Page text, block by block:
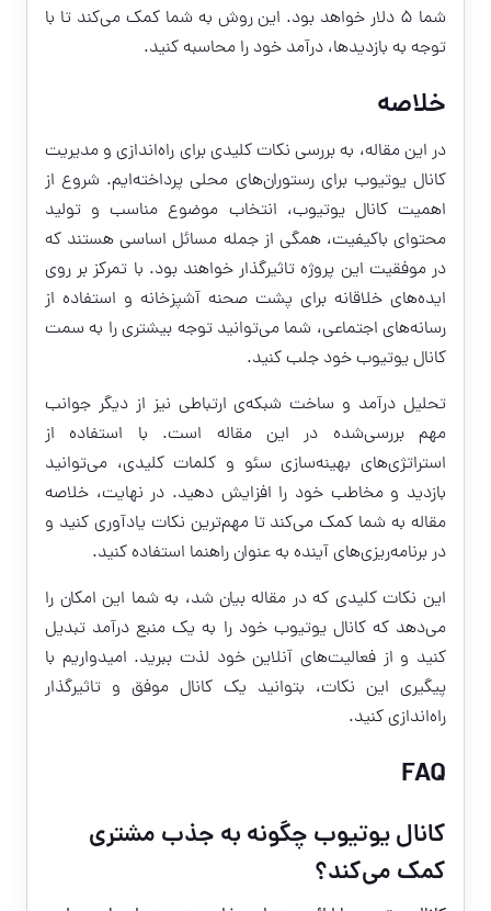
شما ۵ دلار خواهد بود. این روش به شما کمک می‌کند تا با
توجه به بازدیدها، درآمد خود را محاسبه کنید.
خلاصه
در این مقاله، به بررسی نکات کلیدی برای راه‌اندازی و مدیریت
کانال یوتیوب برای رستوران‌های محلی پرداخته‌ایم. شروع از
اهمیت کانال یوتیوب، انتخاب موضوع مناسب و تولید
محتوای باکیفیت، همگی از جمله مسائل اساسی هستند که
در موفقیت این پروژه تاثیرگذار خواهند بود. با تمرکز بر روی
ایده‌های خلاقانه برای پشت صحنه آشپزخانه و استفاده از
رسانه‌های اجتماعی، شما می‌توانید توجه بیشتری را به سمت
کانال یوتیوب خود جلب کنید.
تحلیل درآمد و ساخت شبکه‌ی ارتباطی نیز از دیگر جوانب
مهم بررسی‌شده در این مقاله است. با استفاده از
استراتژی‌های بهینه‌سازی سئو و کلمات کلیدی، می‌توانید
بازدید و مخاطب خود را افزایش دهید. در نهایت، خلاصه
مقاله به شما کمک می‌کند تا مهم‌ترین نکات یادآوری کنید و
در برنامه‌ریزی‌های آینده به عنوان راهنما استفاده کنید.
این نکات کلیدی که در مقاله بیان شد، به شما این امکان را
می‌دهد که کانال یوتیوب خود را به یک منبع درآمد تبدیل
کنید و از فعالیت‌های آنلاین خود لذت ببرید. امیدواریم با
پیگیری این نکات، بتوانید یک کانال موفق و تاثیرگذار
راه‌اندازی کنید.
FAQ
کانال یوتیوب چگونه به جذب مشتری
کمک می‌کند؟